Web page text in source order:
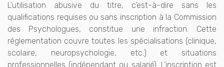
L’utilisation abusive du titre, c’est-à-dire sans les
qualifications requises ou sans inscription à la Commission
des Psychologues, constitue une infraction. Cette
réglementation couvre toutes les spécialisations (clinique,
scolaire, neuropsychologie, etc.) et situations
professionnelles (indépendant ou salarié). L’inscription est